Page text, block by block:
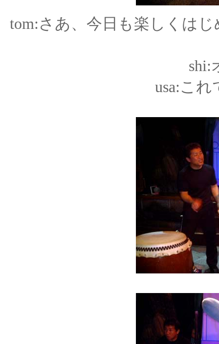
tom:さあ、今日も楽しくは
shi:
usa:こ